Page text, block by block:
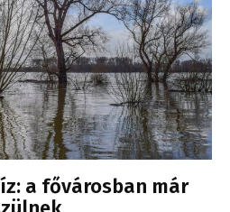
a fővárosban már